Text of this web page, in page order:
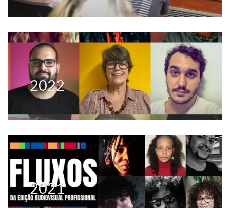
2022
2021